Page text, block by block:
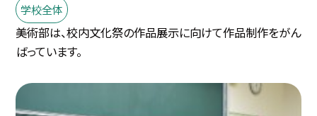
学校全体
美術部は、校内文化祭の作品展示に向けて作品制作をがん
ばっています。